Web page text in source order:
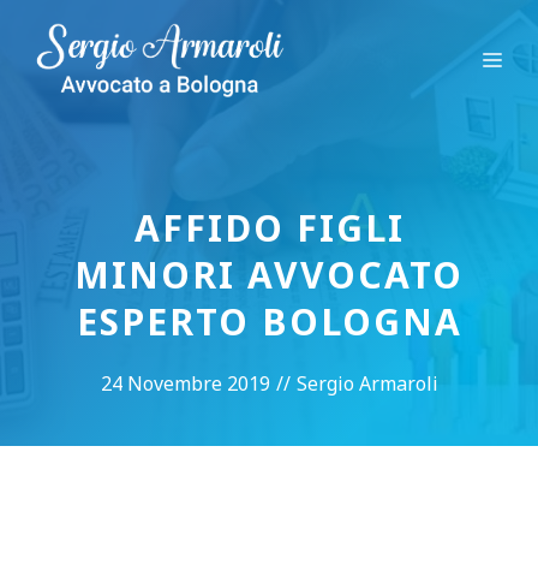
contenuto
AFFIDO FIGLI
MINORI AVVOCATO
ESPERTO BOLOGNA
24 Novembre 2019 // Sergio Armaroli